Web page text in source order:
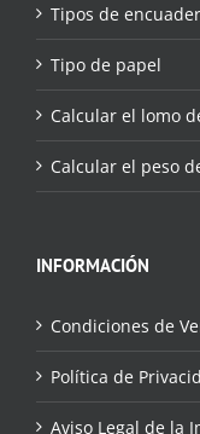
Tipos de
Tipo de papel
Calcular el lomo
Calcular el peso
INFORMACIÓN
Condiciones de
Política de
Aviso Legal de la